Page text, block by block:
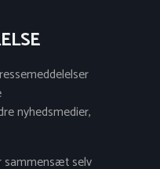
nyhedsmedier,
sammensæt selv